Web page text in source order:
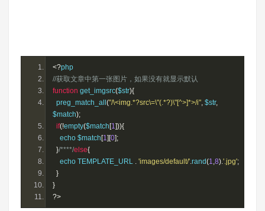
<?php
//获取文章中第一张图片，如果没有就显示默认
function get_imgsrc($str){
  preg_match_all
("/\<img.*?src\=\"(.*?)\"[^>]*>/i" $str,
$match);
if(!empty($match[1 ])){
    echo $match
[1 ][0];
}/****/else{
    echo TEMPLATE_URL
'images/default/' rand(1 8). '.jpg';
}
}
?>